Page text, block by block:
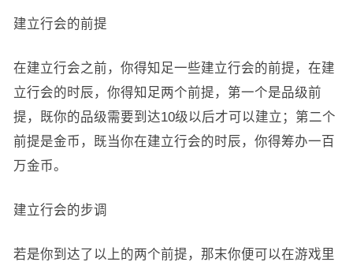
建立行会的前提
在建立行会之前，你得知足一些建立行会的前提，在建
立行会的时辰，你得知足两个前提，第一个是品级前
提，既你的品级需要到达10级以后才可以建立；第二个
前提是金币，既当你在建立行会的时辰，你得筹办一百
万金币。
建立行会的步调
若是你到达了以上的两个前提，那末你便可以在游戏里